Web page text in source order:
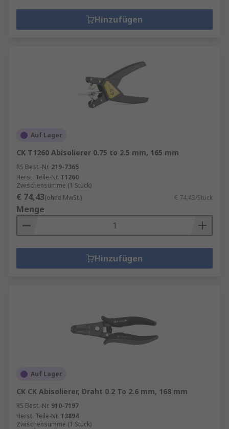
Hinzufügen
Auf Lager
CK T1260 Abisolierer 0.75 to 2.5 mm, 165 mm
RS Best.-Nr. 219-7365
Herst. Teile-Nr. T1260
Zwischensumme (1 Stück)
€ 74,43(ohne MwSt.) € 74,43/Stück
Menge
Hinzufügen
Auf Lager
CK CK Abisolierer, Draht 0.2 To 2.6 mm, 168 mm
RS Best.-Nr. 910-7197
Herst. Teile-Nr. T3894
Zwischensumme (1 Stück)